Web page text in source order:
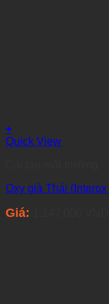
+
Quick View
Oxy già Thái
Giá: